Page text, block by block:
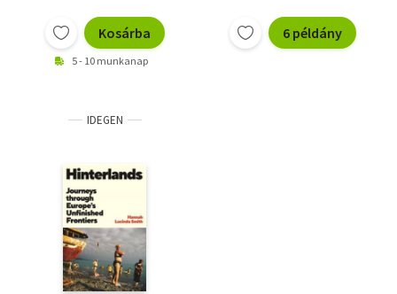
Kosárba
5 - 10 munkanap
6 példány
IDEGEN